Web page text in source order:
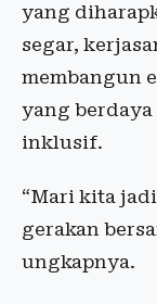
yang
segar,
membangun
yang
inklusif.
“Mari kita
gerakan
ungkapnya.